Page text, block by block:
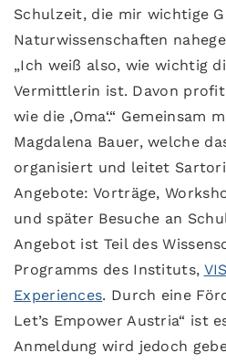
Schulzeit, die mir wichtige
Naturwissenschaften
„Ich weiß also, wie wichtig
Vermittlerin ist. Davon
wie die ‚Oma‘.“ Gemeinsam
Magdalena Bauer, welche
organisiert und leitet
Angebote: Vorträge,
und später Besuche an
Angebot ist Teil des
Programms des Instituts,
Experiences. Durch eine
Let’s Empower Austria“ ist
Anmeldung wird jedoch